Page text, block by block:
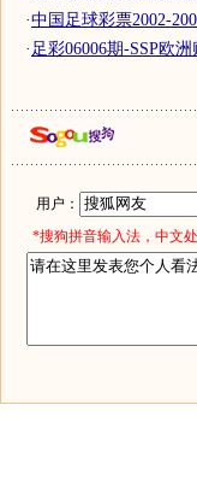
·中国足球彩票2002-
· 足彩06006期-SSP欧
用户：
*搜狗拼音输入法，中文